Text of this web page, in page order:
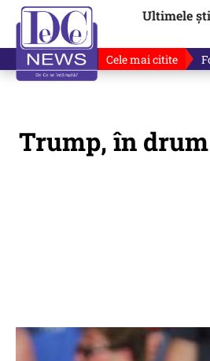
Ultimele
Cele mai citite
Trump, în